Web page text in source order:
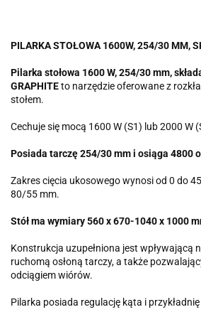
PILARKA STOŁOWA 1600W, 254/30 MM,
Pilarka stołowa 1600 W, 254/30 mm,
GRAPHITEto narzędzie oferowane z
stołem.
Cechuje się mocą 1600 W (S1) lub 2000 W
Posiada tarczę 254/30 mm i osiąga 4800
Zakres cięcia ukosowego wynosi od 0 do
80/55 mm.
Stół ma wymiary 560 x 670-1040 x 1000
Konstrukcja uzupełniona jest wpływającą
ruchomą osłoną tarczy, a także
odciągiem wiórów.
Pilarka posiada regulację kąta i